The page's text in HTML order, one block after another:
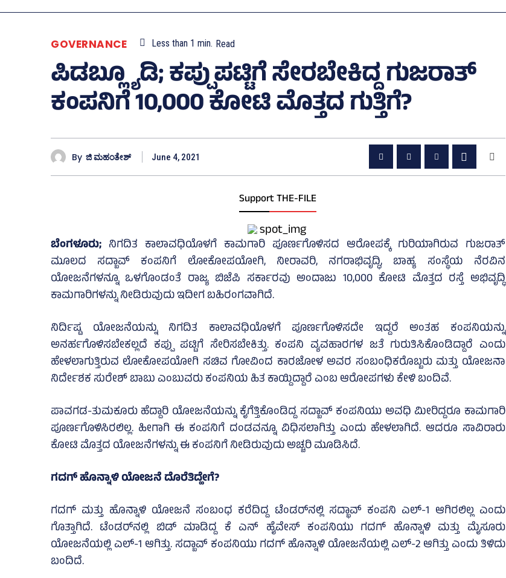
GOVERNANCE Less than 1 min. Read
ಪಿಡಬ್ಲ್ಯೂಡಿ; ಕಪ್ಪುಪಟ್ಟಿಗೆ ಸೇರಬೇಕಿದ್ದ ಗುಜರಾತ್
ಕಂಪನಿಗೆ 10,000 ಕೋಟಿ ಮೊತ್ತದ ಗುತ್ತಿಗೆ?
By ಜಿ ಮಹಂತೇಶ್ June 4, 2021
Support THE-FILE
ಬೆಂಗಳೂರು; ನಿಗದಿತ ಕಾಲಾವಧಿಯೊಳಗೆ ಕಾಮಗಾರಿ ಪೂರ್ಣಗೊಳಿಸದ ಆರೋಪಕ್ಕೆ ಗುರಿಯಾಗಿರುವ ಗುಜರಾತ್‌
ಮೂಲದ ಸದ್ಬಾವ್‌ ಕಂಪನಿಗೆ ಲೋಕೋಪಯೋಗಿ, ನೀರಾವರಿ, ನಗರಾಭಿವೃದ್ಧಿ, ಬಾಹ್ಯ ಸಂಸ್ಥೆಯ ನೆರವಿನ
ಯೋಜನೆಗಳನ್ನೂ ಒಳಗೊಂಡಂತೆ ರಾಜ್ಯ ಬಿಜೆಪಿ ಸರ್ಕಾರವು ಅಂದಾಜು 10,000 ಕೋಟಿ ಮೊತ್ತದ ರಸ್ತೆ ಅಭಿವೃದ್ಧಿ
ಕಾಮಗಾರಿಗಳನ್ನು ನೀಡಿರುವುದು ಇದೀಗ ಬಹಿರಂಗವಾಗಿದೆ.
ನಿರ್ದಿಷ್ಟ ಯೋಜನೆಯನ್ನು ನಿಗದಿತ ಕಾಲಾವಧಿಯೊಳಗೆ ಪೂರ್ಣಗೊಳಿಸದೇ ಇದ್ದರೆ ಅಂತಹ ಕಂಪನಿಯನ್ನು
ಅನರ್ಹಗೊಳಿಸಬೇಕಲ್ಲದೆ ಕಪ್ಪು ಪಟ್ಟಿಗೆ ಸೇರಿಸಬೇಕಿತ್ತು. ಕಂಪನಿ ವ್ಯವಹಾರಗಳ ಜತೆ ಗುರುತಿಸಿಕೊಂಡಿದ್ದಾರೆ ಎಂದು
ಹೇಳಲಾಗುತ್ತಿರುವ ಲೋಕೋಪಯೋಗಿ ಸಚಿವ ಗೋವಿಂದ ಕಾರಜೋಳ ಅವರ ಸಂಬಂಧಿಕರೊಬ್ಬರು ಮತ್ತು ಯೋಜನಾ
ನಿರ್ದೇಶಕ ಸುರೇಶ್‌ ಬಾಬು ಎಂಬುವರು ಕಂಪನಿಯ ಹಿತ ಕಾಯ್ದಿದ್ದಾರೆ ಎಂಬ ಆರೋಪಗಳು ಕೇಳಿ ಬಂದಿವೆ.
ಪಾವಗಡ-ತುಮಕೂರು ಹೆದ್ದಾರಿ ಯೋಜನೆಯನ್ನು ಕೈಗೆತ್ತಿಕೊಂಡಿದ್ದ ಸದ್ಬಾವ್‌ ಕಂಪನಿಯು ಅವಧಿ ಮೀರಿದ್ದರೂ ಕಾಮಗಾರಿ
ಪೂರ್ಣಗೊಳಿಸಿರಲಿಲ್ಲ. ಹೀಗಾಗಿ ಈ ಕಂಪನಿಗೆ ದಂಡವನ್ನೂ ವಿಧಿಸಲಾಗಿತ್ತು ಎಂದು ಹೇಳಲಾಗಿದೆ. ಆದರೂ ಸಾವಿರಾರು
ಕೋಟಿ ಮೊತ್ತದ ಯೋಜನೆಗಳನ್ನು ಈ ಕಂಪನಿಗೆ ನೀಡಿರುವುದು ಅಚ್ಚರಿ ಮೂಡಿಸಿದೆ.
ಗದಗ್‌ ಹೊನ್ನಾಳಿ ಯೋಜನೆ ದೊರೆತಿದ್ಹೇಗೆ?
ಗದಗ್‌ ಮತ್ತು ಹೊನ್ನಾಳಿ ಯೋಜನೆ ಸಂಬಂಧ ಕರೆದಿದ್ದ ಟೆಂಡರ್‌ನಲ್ಲಿ ಸದ್ಭಾವ್‌ ಕಂಪನಿ ಎಲ್‌-1 ಆಗಿರಲಿಲ್ಲ ಎಂದು
ಗೊತ್ತಾಗಿದೆ. ಟೆಂಡರ್‌ನಲ್ಲಿ ಬಿಡ್‌ ಮಾಡಿದ್ದ ಕೆ ಎನ್‌ ಹೈವೇಸ್‌ ಕಂಪನಿಯು ಗದಗ್‌ ಹೊನ್ನಾಳಿ ಮತ್ತು ಮೈಸೂರು
ಯೋಜನೆಯಲ್ಲಿ ಎಲ್‌-1 ಆಗಿತ್ತು. ಸದ್ಬಾವ್‌ ಕಂಪನಿಯು ಗದಗ್‌ ಹೊನ್ನಾಳಿ ಯೋಜನೆಯಲ್ಲಿ ಎಲ್‌-2 ಆಗಿತ್ತು ಎಂದು ತಿಳಿದು
ಬಂದಿದೆ.